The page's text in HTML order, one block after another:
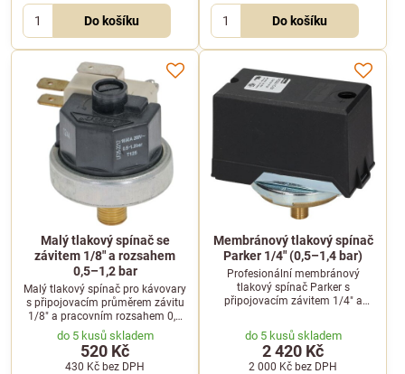
Do košíku Do košíku
Malý tlakový spínač se
závitem 1/8" a rozsahem
0,5–1,2 bar
Malý tlakový spínač pro kávovary
s připojovacím průměrem závitu
1/8" a pracovním rozsahem 0,5
až 1,2 bar.
do 5 kusů skladem
520 Kč
430 Kč bez DPH
Membránový tlakový spínač
Parker 1/4" (0,5–1,4 bar)
Profesionální membránový
tlakový spínač Parker s
připojovacím závitem 1/4" a
0,5 do 1,4 bar pro spolehlivou
regulaci v kávovarech.
do 5 kusů skladem
2 420 Kč
2 000 Kč bez DPH